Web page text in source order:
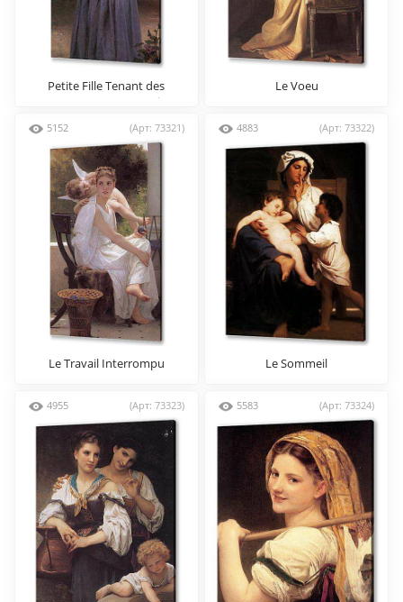
Petite Fille Tenant des
Pommes Dans Les Mains
Le Voeu
5152 (Арт: 73321)
Le Travail Interrompu
4883 (Арт: 73322)
Le Sommeil
4955 (Арт: 73323) 5583 (Арт: 73324)